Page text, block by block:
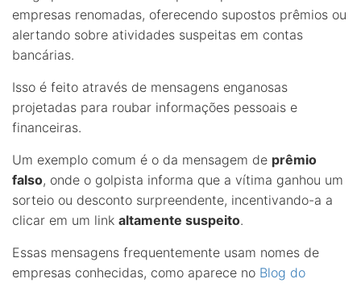
empresas renomadas, oferecendo supostos prêmios ou
alertando sobre atividades suspeitas em contas
bancárias.
Isso é feito através de mensagens enganosas
projetadas para roubar informações pessoais e
financeiras.
Um exemplo comum é o da mensagem de prêmio
falso, onde o golpista informa que a vítima ganhou um
sorteio ou desconto surpreendente, incentivando-a a
clicar em um link altamente suspeito.
Essas mensagens frequentemente usam nomes de
empresas conhecidas, como aparece no Blog do